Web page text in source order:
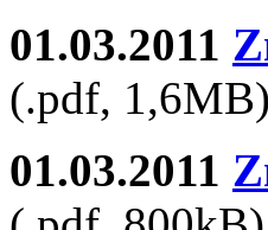
01.03.2011
(.pdf, 1,6MB)
01.03.2011